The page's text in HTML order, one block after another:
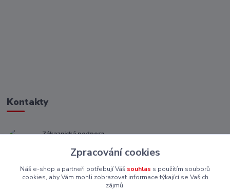
Kontakty
Zákaznická podpora
(Po-Pá, 8-16 hod.)
eshop@piskutekzs.cz
Zpracování cookies
Náš e-shop a partneři potřebují Váš souhlas s použitím souborů
cookies, aby Vám mohli zobrazovat informace týkající se Vašich
zájmů.